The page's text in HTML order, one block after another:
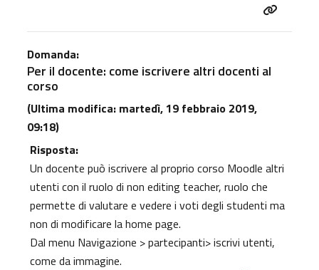
Domanda:
Per il docente: come iscrivere altri docenti al
corso
(Ultima modifica: martedì, 19 febbraio 2019,
09:18)
Risposta:
Un docente può iscrivere al proprio corso Moodle altri
utenti con il ruolo di non editing teacher, ruolo che
permette di valutare e vedere i voti degli studenti ma
non di modificare la home page.
Dal menu Navigazione > partecipanti> iscrivi utenti,
come da immagine.